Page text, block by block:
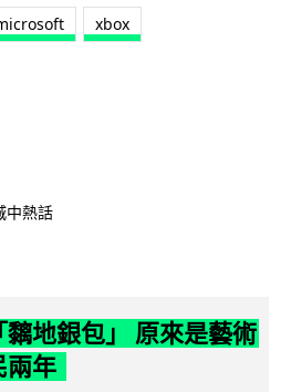
xbox
中熱話
地銀包」 原來是藝術
兩年